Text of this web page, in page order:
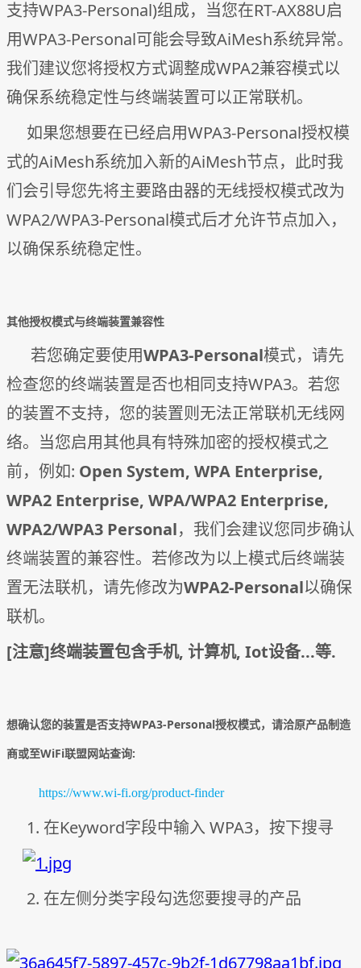
支持WPA3-Personal)组成，当您在RT-AX88U启
用WPA3-Personal可能会导致AiMesh系统异常。
我们建议您将授权方式调整成WPA2兼容模式以
确保系统稳定性与终端装置可以正常联机。
如果您想要在已经启用WPA3-Personal授权模
式的AiMesh系统加入新的AiMesh节点，此时我
们会引导您先将主要路由器的无线授权模式改为
WPA2/WPA3-Personal模式后才允许节点加入，
以确保系统稳定性。
其他授权模式与终端装置兼容性
若您确定要使用WPA3-Personal模式，请先
检查您的终端装置是否也相同支持WPA3。若您
的装置不支持，您的装置则无法正常联机无线网
络。当您启用其他具有特殊加密的授权模式之
前，例如: Open System, WPA Enterprise,
WPA2 Enterprise, WPA/WPA2 Enterprise,
WPA2/WPA3 Personal，我们会建议您同步确认
终端装置的兼容性。若修改为以上模式后终端装
置无法联机，请先修改为WPA2-Personal以确保
联机。
[注意]终端装置包含手机, 计算机, Iot设备...等.
想确认您的装置是否支持WPA3-Personal授权模式，请洽原产品制造
商或至WiFi联盟网站查询:
https://www.wi-fi.org/product-finder
1. 在Keyword字段中输入 WPA3，按下搜寻
2. 在左侧分类字段勾选您要搜寻的产品